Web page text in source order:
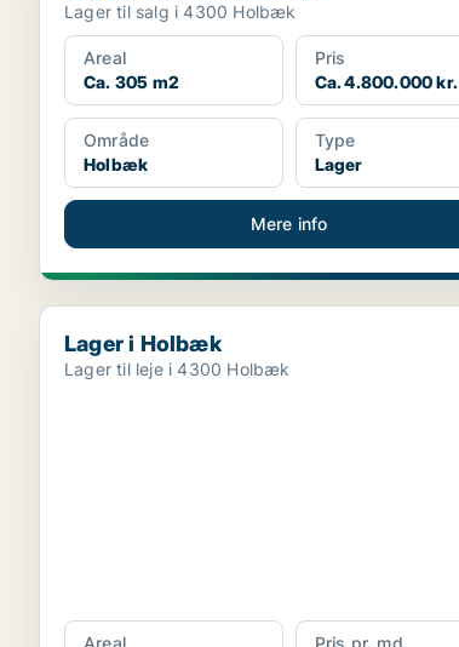
Lager til salg i 4300 Holbæk
Areal
Ca. 305 m2
Pris
Ca. 4.800.000 kr.
Område
Holbæk
Type
Lager
Mere info
Lager i Holbæk
Lager i Holbæk
Lager til leje i 4300 Holbæk
Areal
Pris pr. md.